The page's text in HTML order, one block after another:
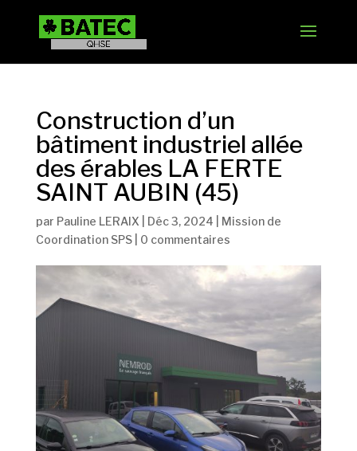
Construction d’un
bâtiment industriel allée
des érables LA FERTE
SAINT AUBIN (45)
par Pauline LERAIX Déc 3, 2024
Mission de
Coordination SPS| 0 commentaires